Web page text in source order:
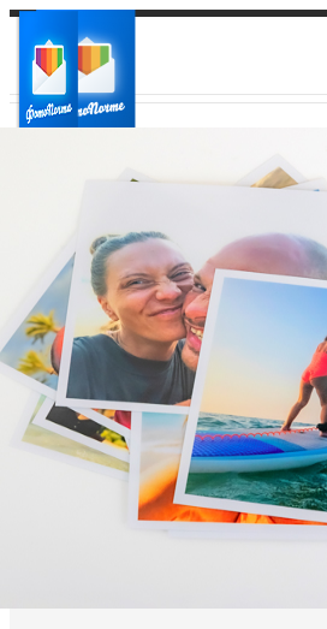
Ваш регион доставки
Выберите из списка: